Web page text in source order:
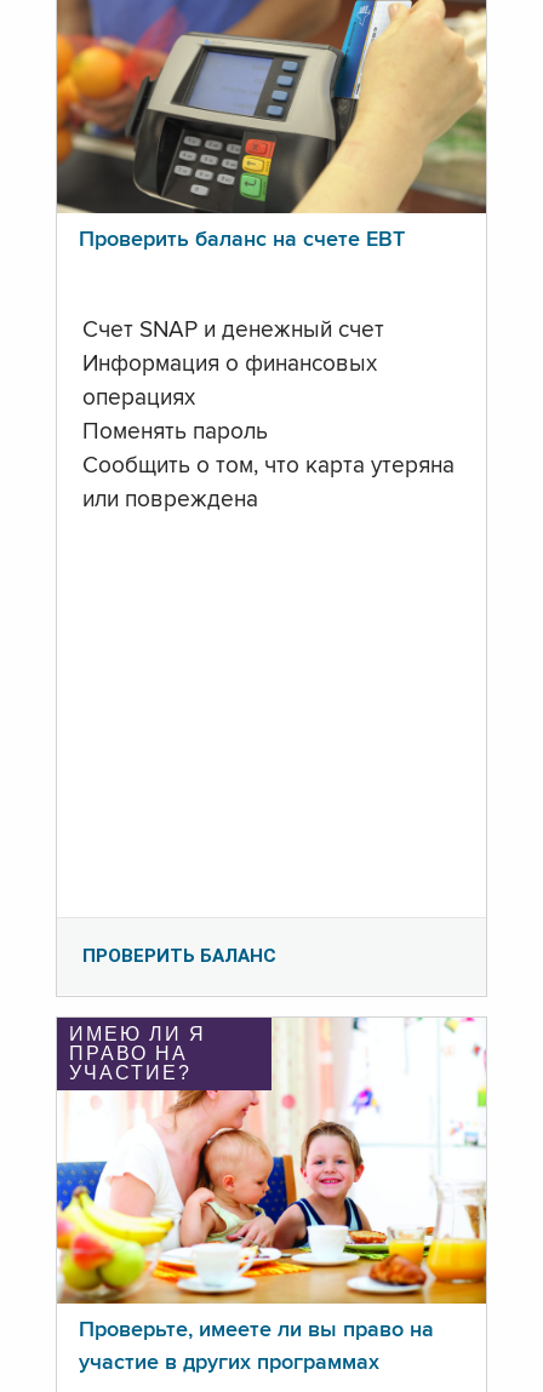
Проверить баланс на счете ЕВТ
Счет SNAP и денежный счет
Информация о финансовых
операциях
Поменять пароль
Сообщить о том, что карта утеряна
или повреждена
ПРОВЕРИТЬ БАЛАНС
ИМЕЮ ЛИ Я
ПРАВО НА
УЧАСТИЕ?
Проверьте, имеете ли вы право на
участие в других программах